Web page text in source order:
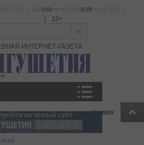
Наверх
USD EUR
12+
ИНТЕРНЕТ-ГАЗЕТА